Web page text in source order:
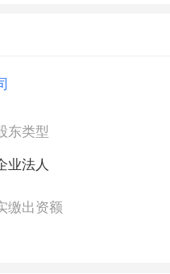
东类型
业法人
缴出资额